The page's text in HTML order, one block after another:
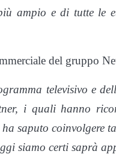
ampio e di tutte le
del gruppo
televisivo e
i quali hanno
saputo coinvolgere
siamo certi saprà